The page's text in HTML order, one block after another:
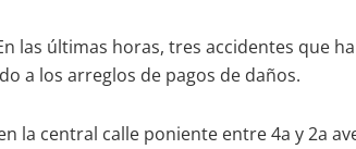
las últimas horas, tres accidentes que
a los arreglos de pagos de daños.
la central calle poniente entre 4a y 2a